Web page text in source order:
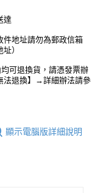
達
件地址請勿為郵政信箱
）
可退換貨，請憑發票辦
法退換】→詳細辦法請參
顯示電腦版詳細說明